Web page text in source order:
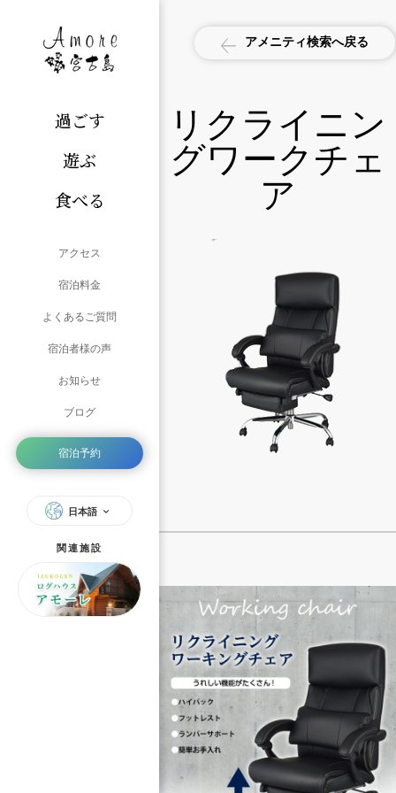
過ごす
遊ぶ
食べる
アクセス
宿泊料金
よくあるご質問
宿泊者様の声
お知らせ
ブログ
宿泊予約
日本語
関連施設
アメニティ検索へ戻る
リクライニン
グワークチェ
ア